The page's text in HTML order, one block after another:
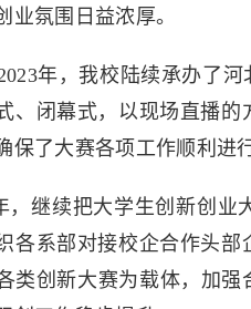
业氛围日益浓厚。
年，我校陆续承办了
、闭幕式，以现场直播
保了大赛各项工作顺利进行
，继续把大学生创新创
各系部对接校企合作头
类创新大赛为载体，加强